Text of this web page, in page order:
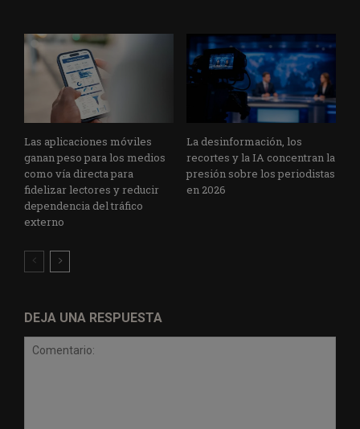
Las aplicaciones móviles
ganan peso para los medios
como vía directa para
fidelizar lectores y reducir
dependencia del tráfico
externo
La desinformación, los
recortes y la IA concentran la
presión sobre los periodistas
en 2026
DEJA UNA RESPUESTA